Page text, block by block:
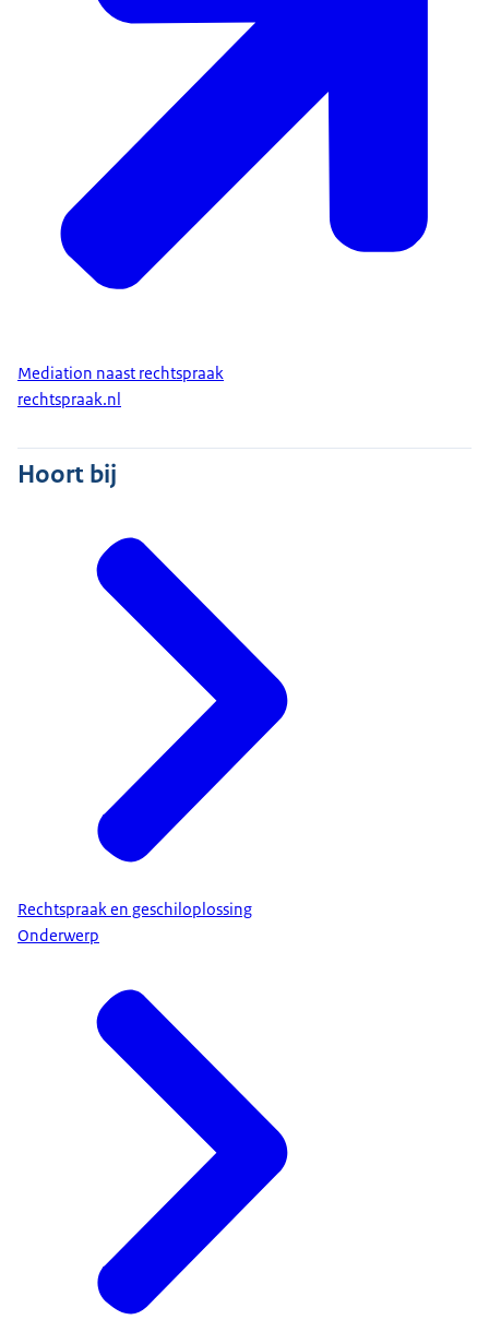
Mediation naast rechtspraak
rechtspraak.nl
Hoort bij
Rechtspraak en geschiloplossing
Onderwerp